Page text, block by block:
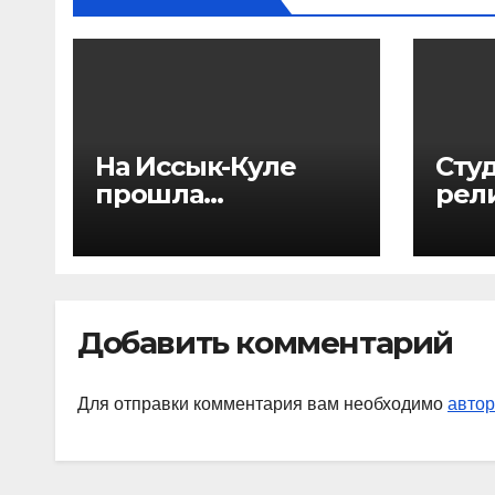
На Иссык-Куле
прошла
летняя
Добавить комментарий
Для отправки комментария вам необходимо